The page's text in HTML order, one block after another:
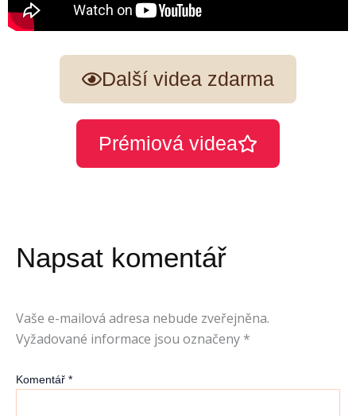
Další videa zdarma
Prémiová videa
Napsat komentář
Vaše e-mailová adresa nebude zveřejněna.
Vyžadované informace jsou označeny *
Komentář *